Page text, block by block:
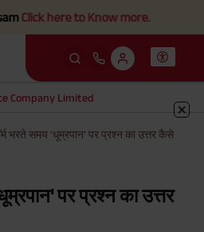
here to Know more.
Company Limited
भरते समय 'धूम्रपान' पर प्रश्न का उत्तर कैसे
पर प्रश्न का उत्तर